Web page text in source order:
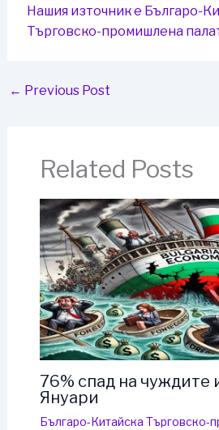
Нашия източник е Българо-
Търговско-промишлена
← Previous Post
Related Posts
76% спад на чуждите
Януари
Българо-Китайска Търговско-